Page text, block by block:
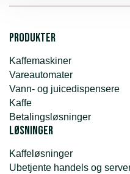
Produkter
Kaffemaskiner
Vareautomater
Vann- og juicedispensere
Kaffe
Betalingsløsninger
Løsninger
Kaffeløsninger
Ubetjente handels og